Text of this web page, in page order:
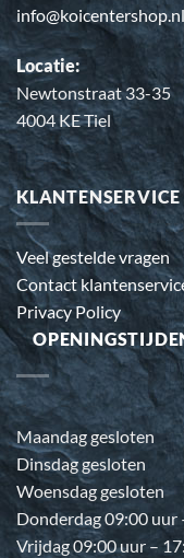
info@koicentershop.nl
Locatie:
Newtonstraat 33-35
4004 KE Tiel
KLANTENSERVICE
Veel gestelde vragen
Contact
Privacy Policy
Maandag gesloten
Dinsdag gesloten
Woensdag gesloten
Donderdag 09:00 uur
Vrijdag 09:00 uur –